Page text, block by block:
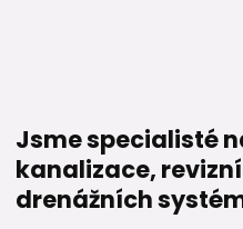
Jsme specialisté
kanalizace,
drenážních